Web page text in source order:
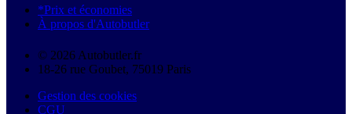
*Prix et économies
À propos d'Autobutler
© 2026 Autobutler.fr
18-26 rue Goubet, 75019 Paris
Gestion des cookies
CGU